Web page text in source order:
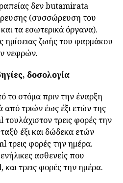
δεν butamirata
(συσσώρευση του
τα εσωτερικά όργανα).
ημίσειας ζωής του φαρμάκου
νεφρών.
δοσολογία
το στόμα πριν την έναρξη
από τριών έως έξι ετών της
τουλάχιστον τρεις φορές την
έξι και δώδεκα ετών
τρεις φορές την ημέρα.
ασθενείς που
τρεις φορές την ημέρα.